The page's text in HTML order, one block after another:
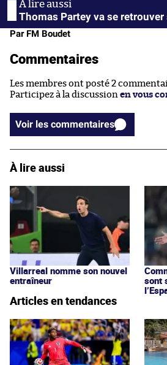
Thomas Partey va se
Par FM Boudet
Commentaires
Les membres ont posté 2
Participez à la discussion en vous
Voir les commentaires
À lire aussi
Villarreal nomme son nouvel
entraîneur
sont
Articles en tendances